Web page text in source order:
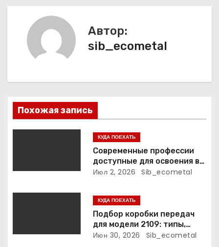
в
и
я
о
з
п
Автор:
sib_ecometal
Похожая запись
КУДА ПОЕХАТЬ
Современные профессии
доступные для освоения в
дистанционном формате
Июл 2, 2026 Sib_ecometal
КУДА ПОЕХАТЬ
Подбор коробки передач
для модели 2109: типы,
параметры и
Июн 30, 2026 Sib_ecometal